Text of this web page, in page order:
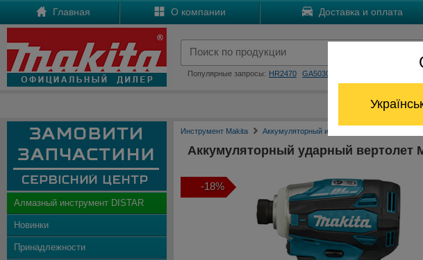
Главная О компании Доставка и оплата
Популярные запросы: HR2470 GA5030
Отдел
Алмазный инструмент DISTAR
Новинки
Принадлежности
Инструмент Makita Аккумуляторный инструмент Макита
Аккумуляторный ударный вертолет
-18%